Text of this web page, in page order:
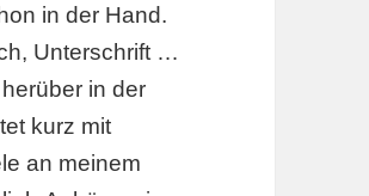
in der Hand.
Unterschrift …
in der
kurz mit
an meinem